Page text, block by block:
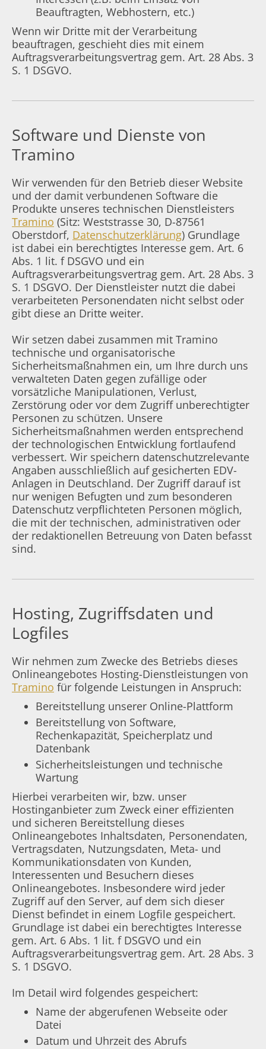
Beauftragten, Webhostern, etc.)
Wenn wir Dritte mit der Verarbeitung
beauftragen, geschieht dies mit einem
Auftragsverarbeitungsvertrag gem. Art. 28 Abs. 3
S. 1 DSGVO.
Software und Dienste von
Tramino
Wir verwenden für den Betrieb dieser Website
und der damit verbundenen Software die
Produkte unseres technischen Dienstleisters
Tramino (Sitz: Weststrasse 30, D-87561
Oberstdorf, Datenschutzerklärung) Grundlage
ist dabei ein berechtigtes Interesse gem. Art. 6
Abs. 1 lit. f DSGVO und ein
Auftragsverarbeitungsvertrag gem. Art. 28 Abs. 3
S. 1 DSGVO. Der Dienstleister nutzt die dabei
verarbeiteten Personendaten nicht selbst oder
gibt diese an Dritte weiter.
Wir setzen dabei zusammen mit Tramino
technische und organisatorische
Sicherheitsmaßnahmen ein, um Ihre durch uns
verwalteten Daten gegen zufällige oder
vorsätzliche Manipulationen, Verlust,
Zerstörung oder vor dem Zugriff unberechtigter
Personen zu schützen. Unsere
Sicherheitsmaßnahmen werden entsprechend
der technologischen Entwicklung fortlaufend
verbessert. Wir speichern datenschutzrelevante
Angaben ausschließlich auf gesicherten EDV-
Anlagen in Deutschland. Der Zugriff darauf ist
nur wenigen Befugten und zum besonderen
Datenschutz verpflichteten Personen möglich,
die mit der technischen, administrativen oder
der redaktionellen Betreuung von Daten befasst
sind.
Hosting, Zugriffsdaten und
Logfiles
Wir nehmen zum Zwecke des Betriebs dieses
Onlineangebotes Hosting-Dienstleistungen von
Tramino für folgende Leistungen in Anspruch:
Bereitstellung unserer Online-Plattform
Bereitstellung von Software,
Rechenkapazität, Speicherplatz und
Datenbank
Sicherheitsleistungen und technische
Wartung
Hierbei verarbeiten wir, bzw. unser
Hostinganbieter zum Zweck einer effizienten
und sicheren Bereitstellung dieses
Onlineangebotes Inhaltsdaten, Personendaten,
Vertragsdaten, Nutzungsdaten, Meta- und
Kommunikationsdaten von Kunden,
Interessenten und Besuchern dieses
Onlineangebotes. Insbesondere wird jeder
Zugriff auf den Server, auf dem sich dieser
Dienst befindet in einem Logfile gespeichert.
Grundlage ist dabei ein berechtigtes Interesse
gem. Art. 6 Abs. 1 lit. f DSGVO und ein
Auftragsverarbeitungsvertrag gem. Art. 28 Abs. 3
S. 1 DSGVO.
Im Detail wird folgendes gespeichert:
Name der abgerufenen Webseite oder
Datei
Datum und Uhrzeit des Abrufs